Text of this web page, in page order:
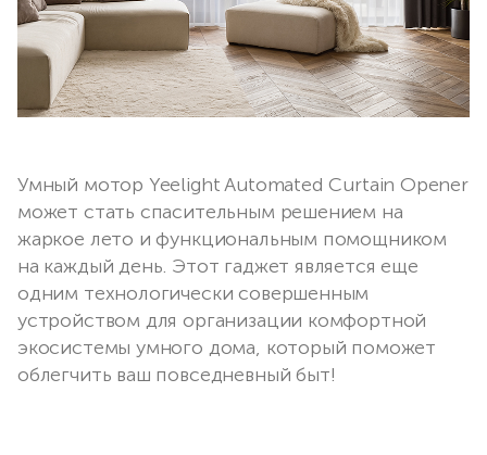
Умный мотор Yeelight Automated Curtain Opener
может стать спасительным решением на
жаркое лето и функциональным помощником
на каждый день. Этот гаджет является еще
одним технологически совершенным
устройством для организации комфортной
экосистемы умного дома, который поможет
облегчить ваш повседневный быт!